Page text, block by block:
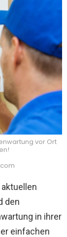
vor Ort
den
in ihrer
einfachen